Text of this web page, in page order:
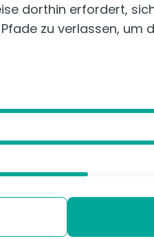
dorthin erfordert,
zu verlassen, um